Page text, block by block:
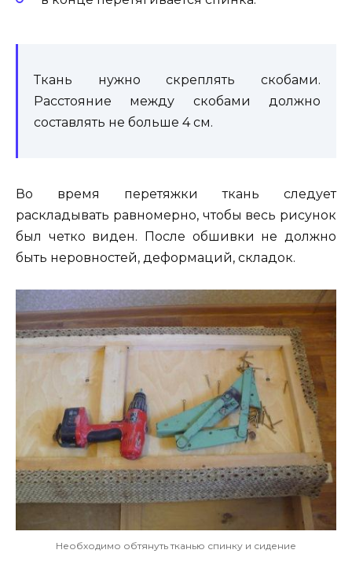
Ткань нужно скреплять скобами.
Расстояние между скобами должно
составлять не больше 4 см.
Во время перетяжки ткань следует
раскладывать равномерно, чтобы весь рисунок
был четко виден. После обшивки не должно
быть неровностей, деформаций, складок.
Необходимо обтянуть тканью спинку и сидение